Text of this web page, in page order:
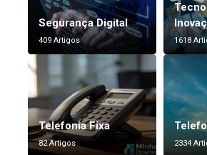
Segurança Digital
409 Artigos 1618
Telefonia Fixa
82 Artigos 2334